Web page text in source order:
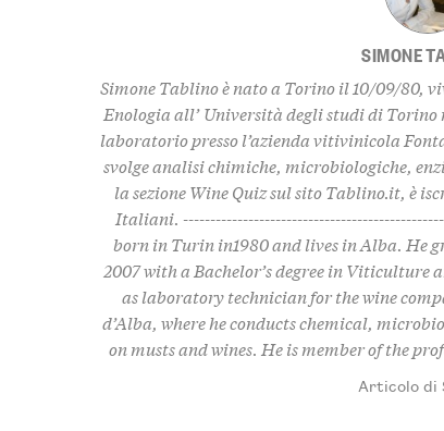
SIMONE
Simone Tablino è nato a Torino il 10/09/80,
Enologia all’ Università degli studi di Torino
laboratorio presso l’azienda vitivinicola
svolge analisi chimiche, microbiologiche,
la sezioneWine Quizsul sito Tablino.it, è
Italiani.
born in Turin in1980 and lives in Alba. He
2007 with a Bachelor’s degree in Viticulture
as laboratory technician for the wine
d’Alba, where he conducts chemical,
on musts and wines. He is member of the
Articolo di